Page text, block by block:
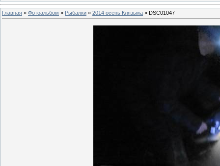
Главная » Фотоальбом » Рыбалки » 2014 осень Клязьма » DSC01047